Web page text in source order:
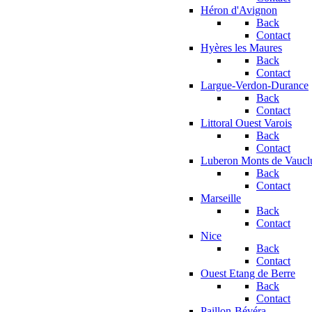
Héron d'Avignon
Back
Contact
Hyères les Maures
Back
Contact
Largue-Verdon-Durance
Back
Contact
Littoral Ouest Varois
Back
Contact
Luberon Monts de
Back
Contact
Marseille
Back
Contact
Nice
Back
Contact
Ouest Etang de Berre
Back
Contact